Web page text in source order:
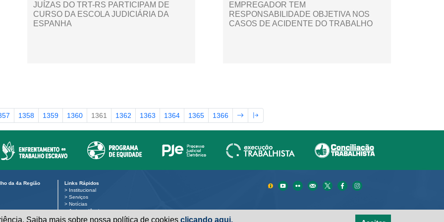
JUÍZAS DO TRT-RS PARTICIPAM DE
CURSO DA ESCOLA JUDICIÁRIA DA
ESPANHA
EMPREGADOR TEM
RESPONSABILIDADE OBJETIVA NOS
CASOS DE ACIDENTE DO TRABALHO
1358 1359 1360 1361 1362 1363 1364 1365 1366
da 4a Região
público:
Links Rápidos
> Institucional
> Serviços
> Notícias
>Jurisprudência
>Transparência
Saiba mais sobre nossa política de cookies clicando aqui.